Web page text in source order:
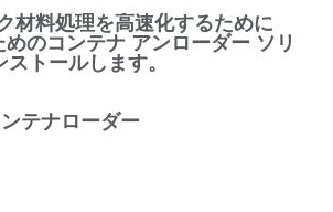
材料処理を高速化するために
のコンテナ アンローダー ソリ
トールします。
テナローダー